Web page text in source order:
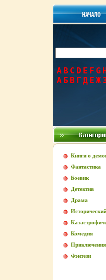
A B C D E F G
А Б В Г Д Е Ж
Книги о
Фантастика
Боевик
Детектив
Драма
Исторический
Комедия
Приключения
Фэнтези